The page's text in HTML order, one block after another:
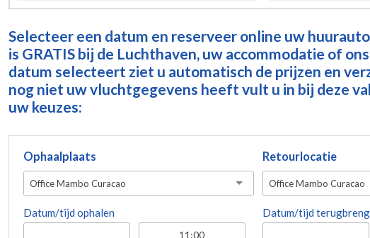
Selecteer een datum en reserveer online uw
is GRATIS bij de Luchthaven, uw accommodatie of
datum selecteert ziet u automatisch de prijzen en
nog niet uw vluchtgegevens heeft vult u in bij deze
uw keuzes:
Ophaalplaats
Office Mambo Curacao
Datum/tijd ophalen
Retourlocatie
Office Mambo Curacao
Datum/tijd